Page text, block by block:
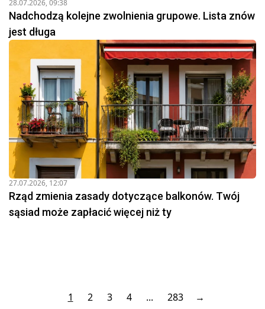
28.07.2026, 09:38
Nadchodzą kolejne zwolnienia grupowe. Lista znów
jest długa
27.07.2026, 12:07
Rząd zmienia zasady dotyczące balkonów. Twój
sąsiad może zapłacić więcej niż ty
1 2 3 4 ... 283 →